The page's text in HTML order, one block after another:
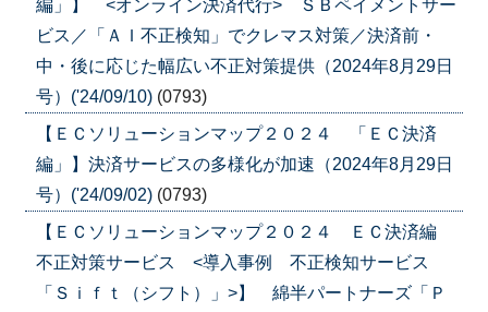
編」】 <オンライン決済代行> ＳＢペイメントサー
ビス／「ＡＩ不正検知」でクレマス対策／決済前・
中・後に応じた幅広い不正対策提供（2024年8月29日
号）('24/09/10) (0793)
【ＥＣソリューションマップ２０２４ 「ＥＣ決済
編」】決済サービスの多様化が加速（2024年8月29日
号）('24/09/02) (0793)
【ＥＣソリューションマップ２０２４ ＥＣ決済編
不正対策サービス <導入事例 不正検知サービス
「Ｓｉｆｔ（シフト）」>】 綿半パートナーズ「Ｐ